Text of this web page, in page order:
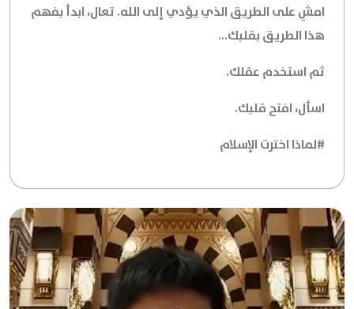
امشِ على الطريق الذي يؤدي إلى الله. تعال، ابدأ بفهم
هذا الطريق بقلبك...
ثم استخدم عقلك.
اسأل، افتح قلبك.
#لماذا اخترت الإسلام